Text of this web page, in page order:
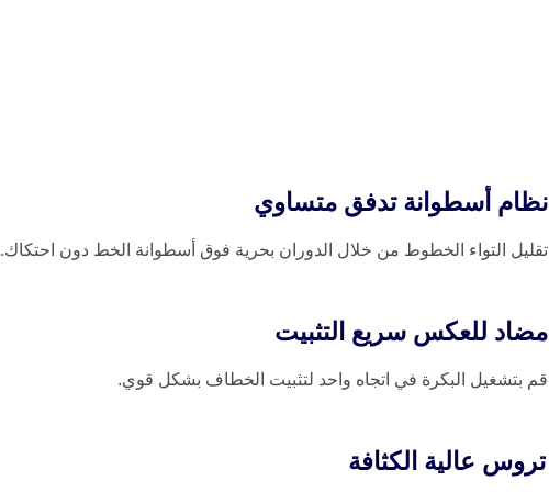
نظام أسطوانة تدفق متساوي
تقليل التواء الخطوط من خلال الدوران بحرية فوق أسطوانة الخط دون احتكاك.
مضاد للعكس سريع التثبيت
قم بتشغيل البكرة في اتجاه واحد لتثبيت الخطاف بشكل قوي.
تروس عالية الكثافة